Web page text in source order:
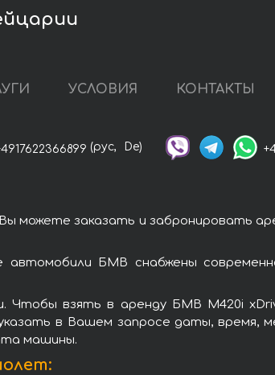
УСЛОВИЯ КОНТАКТЫ
(рус, De)
можете заказать и забронировать
БМВ снабжены
Чтобы взять в аренду БМВ M420i
в Вашем запросе даты, время,
машины.